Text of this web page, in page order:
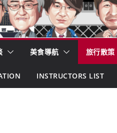
美食導航 旅行散策
INSTRUCTORS LIST